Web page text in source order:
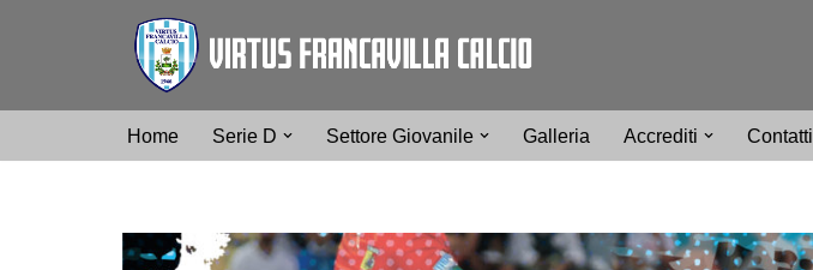
Home Serie D Settore Giovanile Galleria Accrediti Contatti